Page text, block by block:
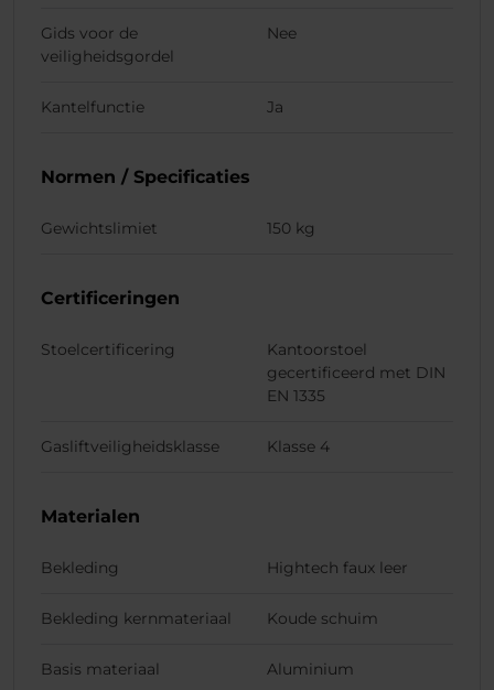
Gids voor de
veiligheidsgordel
Nee
Kantelfunctie Ja
Normen / Specificaties
Gewichtslimiet 150 kg
Certificeringen
Stoelcertificering
Kantoorstoel
gecertificeerd met DIN
EN 1335
Gasliftveiligheidsklasse Klasse 4
Materialen
Bekleding Hightech faux leer
Bekleding kernmateriaal Koude schuim
Basis materiaal Aluminium